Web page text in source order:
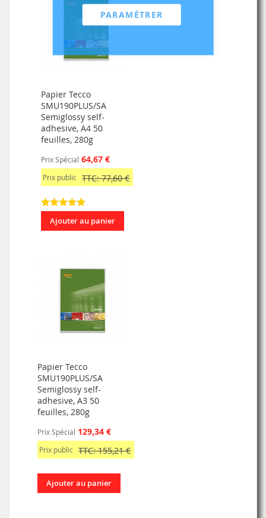
PARAMÉTRER
Papier Tecco
SMU190PLUS/SA
Semiglossy self-
adhesive, A4 50
feuilles, 280g
Prix Spécial 64,67 €
Prix public TTC: 77,60 €
Ajouter au panier
Papier Tecco
SMU190PLUS/SA
Semiglossy self-
adhesive, A3 50
feuilles, 280g
Prix Spécial 129,34 €
Prix public TTC: 155,21 €
Ajouter au panier